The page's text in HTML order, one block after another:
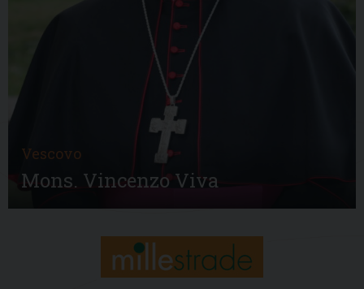
Vescovo
Mons. Vincenzo Viva